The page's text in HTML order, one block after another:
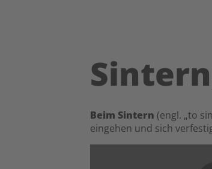
Beim Sintern (engl. „to
eingehen und sich